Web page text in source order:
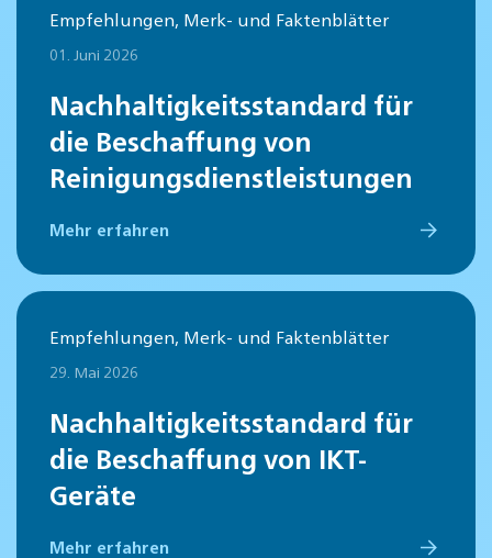
Empfehlungen, Merk- und Faktenblätter
01. Juni 2026
Nachhaltigkeitsstandard für
die Beschaffung von
Reinigungsdienstleistungen
Mehr erfahren
Empfehlungen, Merk- und Faktenblätter
29. Mai 2026
Nachhaltigkeitsstandard für
die Beschaffung von IKT-
Geräte
Mehr erfahren